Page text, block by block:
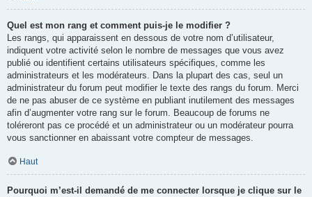
Quel est mon rang et comment puis-je le modifier ?
Les rangs, qui apparaissent en dessous de votre nom d’utilisateur,
indiquent votre activité selon le nombre de messages que vous avez
publié ou identifient certains utilisateurs spécifiques, comme les
administrateurs et les modérateurs. Dans la plupart des cas, seul un
administrateur du forum peut modifier le texte des rangs du forum. Merci
de ne pas abuser de ce système en publiant inutilement des messages
afin d’augmenter votre rang sur le forum. Beaucoup de forums ne
toléreront pas ce procédé et un administrateur ou un modérateur pourra
vous sanctionner en abaissant votre compteur de messages.
Haut
Pourquoi m’est-il demandé de me connecter lorsque je clique sur le